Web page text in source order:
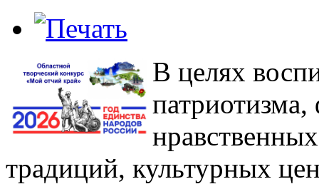
В целях
традиций, культурных